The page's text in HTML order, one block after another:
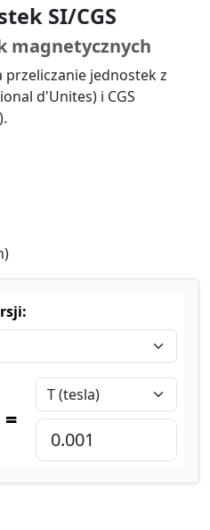
SI/CGS
magnetycznych
jednostek z
d'Unites) i CGS
=